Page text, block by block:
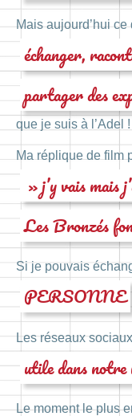
Mais aujourd’hui ce
échanger,
partager des
que je suis à l’Adel !
Ma réplique de film
» j’y vais mais
Les Bronzés
Si je pouvais
PERSONNE
Les réseaux
utile dans
Le moment le plus